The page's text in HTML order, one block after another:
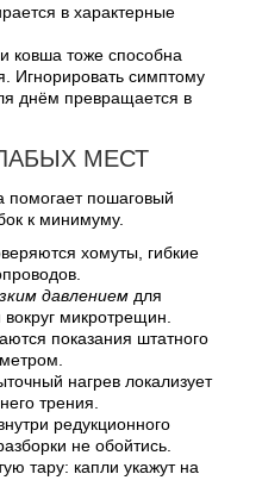
в характерные
ковша тоже способна
Игнорировать симптому
днём превращается в
МЕСТ
помогает пошаговый
к минимуму.
хомуты, гибкие
давлением для
микротрещин.
показания штатного
нагрев локализует
трения.
редукционного
не обойтись.
тару: капли укажут на